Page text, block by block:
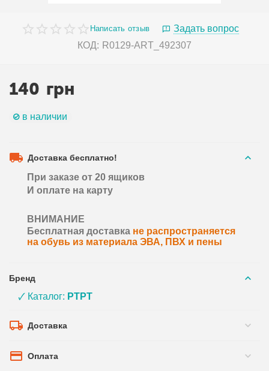
Написать отзыв
Задать вопрос
КОД: R0129-ART_492307
140 грн
в наличии
Доставка бесплатно!
При заказе от 20 ящиков
И оплате на карту
ВНИМАНИЕ
Бесплатная доставка не распространяется
на обувь из материала ЭВА, ПВХ и пены
Бренд
🗸 Каталог: PTPT
Доставка
Оплата